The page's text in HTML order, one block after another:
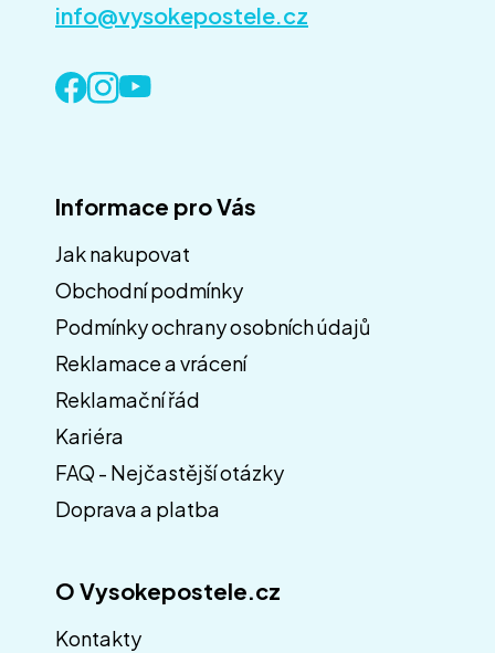
á
p
a
info@vysokepostele.cz
Informace pro Vás
Jak nakupovat
Obchodní podmínky
Podmínky ochrany osobních údajů
Reklamace a vrácení
Reklamační řád
Kariéra
FAQ - Nejčastější otázky
Doprava a platba
O Vysokepostele.cz
Kontakty